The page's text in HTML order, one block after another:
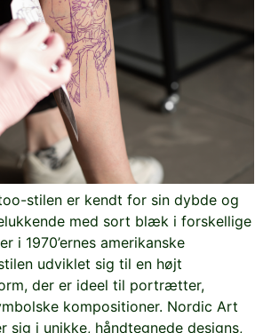
stilen er kendt for sin dybde og
med sort blæk i forskellige
i 1970’ernes amerikanske
udviklet sig til en højt
der er ideel til portrætter,
kompositioner. Nordic Art
sig i unikke, håndtegnede designs,